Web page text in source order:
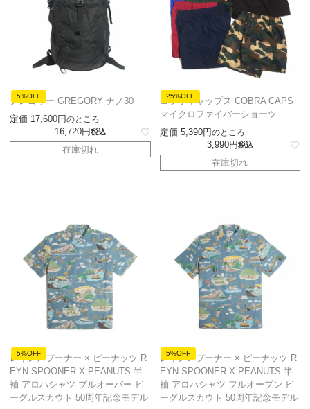
5%OFF
グレゴリー GREGORY ナノ30
定価 17,600 のところ
16,720 税込
在庫切れ
25%OFF
コブラキャップス COBRA CAPS
マイクロファイバーショーツ
定価 5,390 のところ
3,990 税込
在庫切れ
5%OFF
レインスプーナー × ピーナッツ R
EYN SPOONER X PEANUTS 半
袖 アロハシャツ プルオーバー ビ
ーグルスカウト 50周年記念モデル
5%OFF
レインスプーナー × ピーナッツ R
EYN SPOONER X PEANUTS 半
袖 アロハシャツ フルオープン ビ
ーグルスカウト 50周年記念モデル